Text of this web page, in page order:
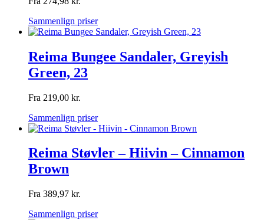
Sammenlign priser
Reima Bungee Sandaler, Greyish
Green, 23
Fra 219,00 kr.
Sammenlign priser
Reima Støvler – Hiivin – Cinnamon
Brown
Fra 389,97 kr.
Sammenlign priser